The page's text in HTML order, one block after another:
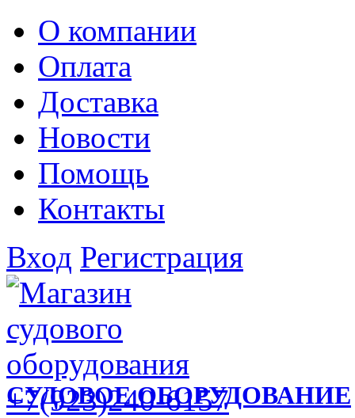
О компании
Оплата
Доставка
Новости
Помощь
Контакты
Вход Регистрация
СУДОВОЕ ОБОРУДОВАНИЕ
+7(923)240-6157